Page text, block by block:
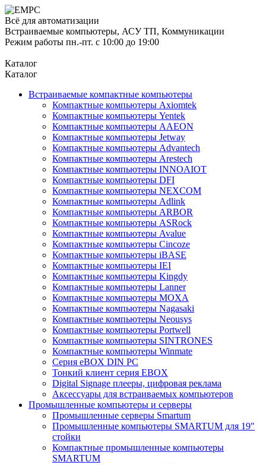
Всё для автоматизации
Встраиваемые компьютеры, АСУ ТП, Коммуникации
Режим работы пн.-пт. с 10:00 до 19:00
Каталог
Каталог
Встраиваемые компактные компьютеры
Компактные компьютеры Axiomtek
Компактные компьютеры Yentek
Компактные компьютеры AAEON
Компактные компьютеры Jetway
Компактные компьютеры Advantech
Компактные компьютеры Arestech
Компактные компьютеры INNOAIOT
Компактные компьютеры DFI
Компактные компьютеры NEXCOM
Компактные компьютеры Adlink
Компактные компьютеры ARBOR
Компактные компьютеры ASRock
Компактные компьютеры Avalue
Компактные компьютеры Cincoze
Компактные компьютеры iBASE
Компактные компьютеры IEI
Компактные компьютеры Kingdy
Компактные компьютеры Lanner
Компактные компьютеры MOXA
Компактные компьютеры Nagasaki
Компактные компьютеры Neousys
Компактные компьютеры Portwell
Компактные компьютеры SINTRONES
Компактные компьютеры Winmate
Серия eBOX DIN PC
Тонкий клиент серия EBOX
Digital Signage плееры, цифровая реклама
Аксессуары для встраиваемых компьютеров
Промышленные компьютеры и серверы
Промышленные серверы Smartum
Промышленные компьютеры SMARTUM для 19"
стойки
Компактные промышленные компьютеры
SMARTUM